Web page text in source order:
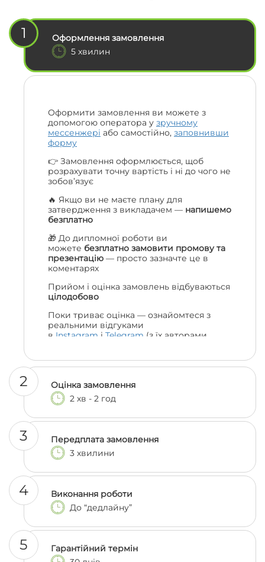
1
Оформлення замовлення
5 хвилин
Оформити замовлення ви можете з
допомогою оператора у зручному
мессенжері або самостійно, заповнивши
форму
👉 Замовлення оформлюється, щоб
розрахувати точну вартість і ні до чого не
зобов’язує
🔥 Якщо ви не маєте плану для
затвердження з викладачем — напишемо
безплатно
🎁 До дипломної роботи ви
можете безплатно замовити промову та
презентацію — просто зазначте це в
коментарях
Прийом і оцінка замовлень відбуваються
цілодобово
Поки триває оцінка — ознайомтеся з
реальними відгуками
в Instagram і Telegram (з їх авторами
2
Оцінка замовлення
2 хв - 2 год
3
Передплата замовлення
3 хвилини
4
Виконання роботи
До “дедлайну”
5
Гарантійний термін